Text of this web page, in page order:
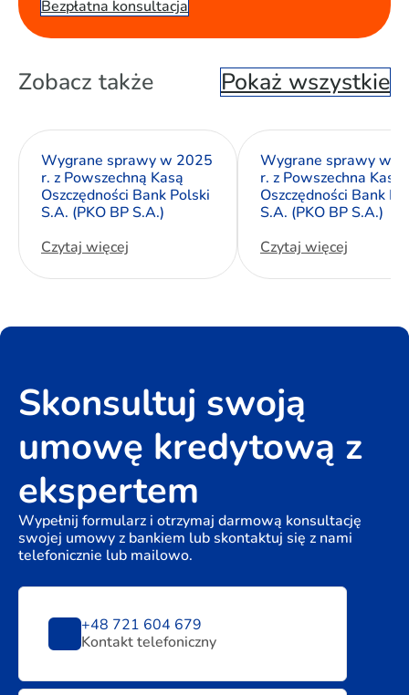
Bezpłatna konsultacja
Zobacz także Pokaż wszystkie
Wygrane sprawy w 2025
r. z Powszechną Kasą
Oszczędności Bank Polski
S.A. (PKO BP S.A.)
Czytaj więcej
Wygrane sprawy w
r. z Powszechna Kasa
Oszczędności Bank
S.A. (PKO BP S.A.)
Czytaj więcej
Skonsultuj swoją
umowę kredytową z
ekspertem
Wypełnij formularz i otrzymaj darmową konsultację
swojej umowy z bankiem lub skontaktuj się z nami
telefonicznie lub mailowo.
+48 721 604 679
Kontakt telefoniczny